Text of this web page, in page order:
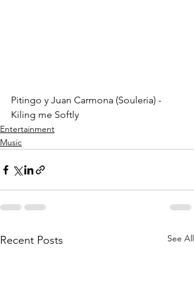
Pitingo y Juan Carmona (Souleria) -
Kiling me Softly
Entertainment
Music
Recent Posts See All